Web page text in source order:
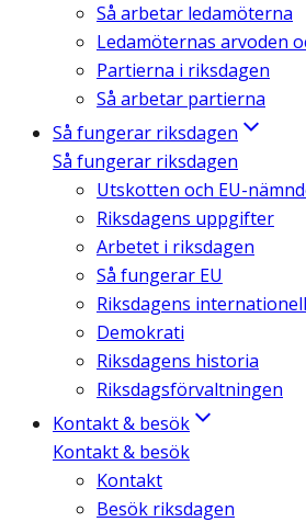
Så arbetar ledamöterna
Ledamöternas arvoden
Partierna i riksdagen
Så arbetar partierna
Så fungerar riksdagen
Så fungerar riksdagen
Utskotten och EU-
Riksdagens uppgifter
Arbetet i riksdagen
Så fungerar EU
Riksdagens
Demokrati
Riksdagens historia
Riksdagsförvaltningen
Kontakt & besök
Kontakt & besök
Kontakt
Besök riksdagen